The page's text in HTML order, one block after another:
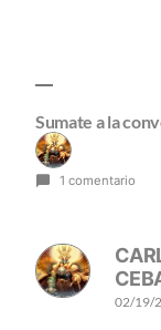
Sumate a la
1 comentario
02/19/